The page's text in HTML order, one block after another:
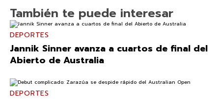
También te puede interesar
DEPORTES
Jannik Sinner avanza a cuartos de final del
Abierto de Australia
DEPORTES